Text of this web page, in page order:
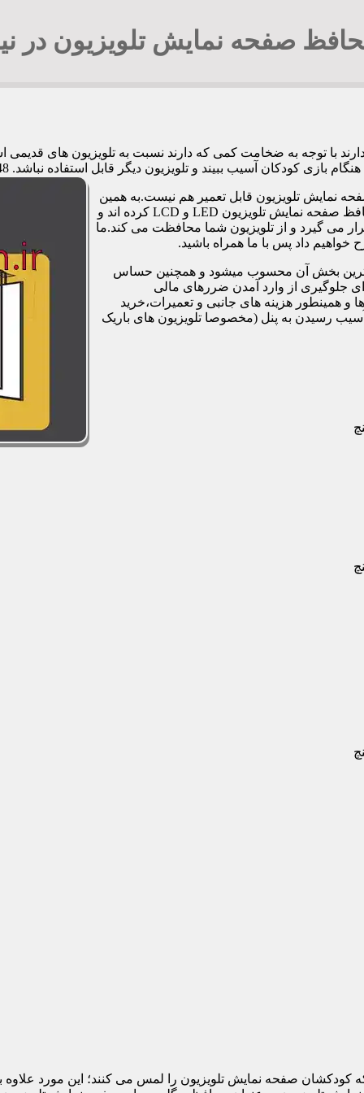
صفحه نمایش تلویزیون در
با توجه به ضخامت کمی که دارند نسبت به تلویزیون های
آسیب ببیند و تلویزیون دیگر قابل استفاده نباشد. 09194294548 آقای جوادی
نمایش تلویزیون قابل تعمیر هم نیست.به همین
دلیل برخی شرکت ها و کارگاه ها اقدام به طراحی و تولید صفحات محافظ صفحه نمایش تلویزیون LED و LCD کرده اند و
می گیرد و از تلویزیون شما محافظت می کند.ما
داد پس با ما همراه باشید.
ترین بخش آن محسوب میشود و همچنین حساس
جلوگیری از وارد آمدن ضررهای مالی
همینطور هزینه های جانبی و تعمیرات،خرید
رسیدن به پنل (مخصوصا تلویزیون های باریک
کودکشان صفحه نمایش تلویزیون را لمس می کنند؛ این مورد